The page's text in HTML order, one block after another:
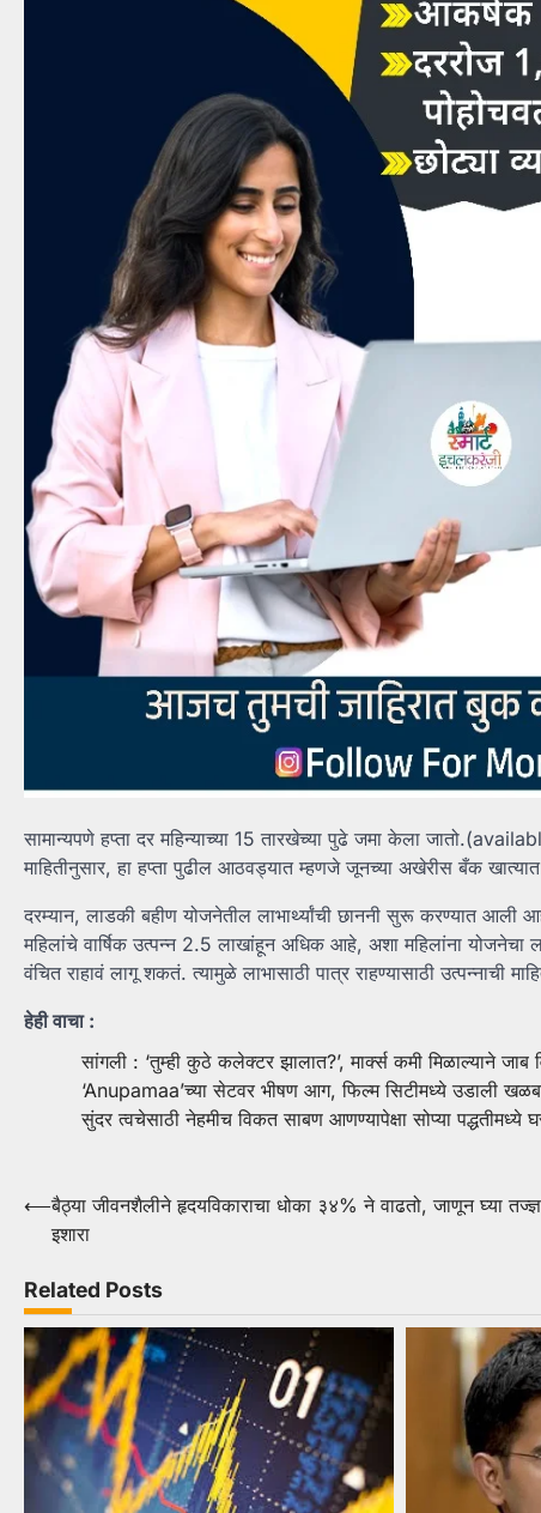
सामान्यपणे हप्ता दर महिन्याच्या 15 तारखेच्या पुढे जमा केला
माहितीनुसार, हा हप्ता पुढील आठवड्यात म्हणजे जूनच्या अखेरीस बँक
दरम्यान, लाडकी बहीण योजनेतील लाभार्थ्यांची छाननी सुरू करण्यात आली
महिलांचे वार्षिक उत्पन्न 2.5 लाखांहून अधिक आहे, अशा महिलांना योजनेचा
वंचित राहावं लागू शकतं. त्यामुळे लाभासाठी पात्र राहण्यासाठी
हेही वाचा :
सांगली : ‘तुम्ही कुठे कलेक्टर झालात?’, मार्क्स कमी मिळाल्याने जाब
‘Anupamaa’च्या सेटवर भीषण आग, फिल्म सिटीमध्ये उडाली
सुंदर त्वचेसाठी नेहमीच विकत साबण आणण्यापेक्षा सोप्या पद्धतीमध्ये
Post
navigation
⟵बैठ्या जीवनशैलीने हृदयविकाराचा धोका ३४% ने वाढतो, जाणून घ्या
इशारा
Related Posts